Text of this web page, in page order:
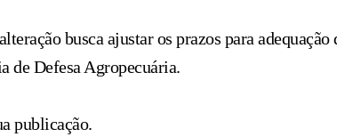
busca ajustar os prazos para
de Defesa Agropecuária.
publicação.